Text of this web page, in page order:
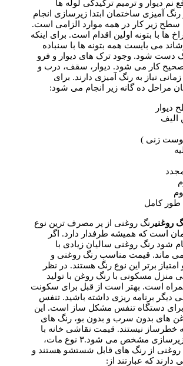
نم دیوار و ترمیم ترکیدگی لوله ها
آمیزی ساختمان ابتدا زیرسازی انجام
زیر کار در همه موارد الزامی است.
ها با بتونه اولین اقدام است. برای اینکه
می بایست همه بتونه ها با سنباده
شود. وجود ترک های دیوار و فرو
صحیح کار می شود. دیوار، سقف، درب و
نیاز به رنگ آمیزی دارند. برای
مراحل ده گانه زیر انجام می شود:
دیوار
زنی )
طور کامل
روغنیرنگ روغنی از پر مصرف ترین نوع
است که همیشه طرفدار دارد. اگر
شود رنگ روغنی سالیان زیادی با
ماند. قیمت مناسب رنگ روغنی و
برتر این نوع رنگ هستند. در نظر
منزل مسکونی با رنگ روغن با تولید
است. بهتر است از قبل برای سکونت
دیگر برنامه ریزی داشته باشید. تنفس
برای دستگاه تنفس مشکل ساز است. این
های بدون سرب و بدون بو، رنگ های
نیستند. قیمت نقاشی خانه با
رنگ روغن با توجه به زیرسازی مشخص می شود.۳ نوع مات،
روغنی از رنگ های قابل شستشو هستند و
دارند که عبارتند از: